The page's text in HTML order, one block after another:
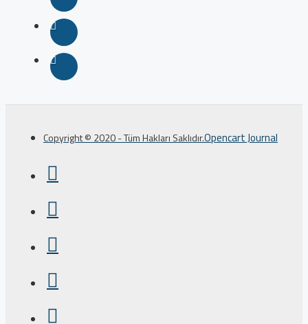
Copyright © 2020 - Tüm Hakları Saklıdır.Opencart Journal